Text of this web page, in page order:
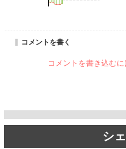
コメントを書く
コメントを書き込むに
シ